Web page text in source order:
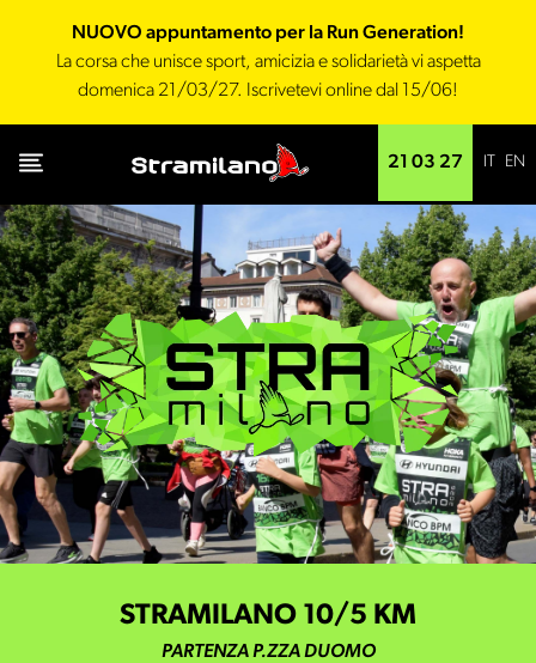
NUOVO appuntamento per la Run Generation!
La corsa che unisce sport, amicizia e solidarietà vi aspetta
domenica 21/03/27. Iscrivetevi online dal 15/06!
21 03 27 EN
STRAMILANO 10/5 KM
PARTENZA P.ZZA DUOMO